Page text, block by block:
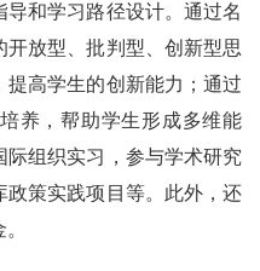
和学习路径设计。通过名
放型、批判型、创新型思
高学生的创新能力；通过
养，帮助学生形成多维能
组织实习，参与学术研究
策实践项目等。此外，还